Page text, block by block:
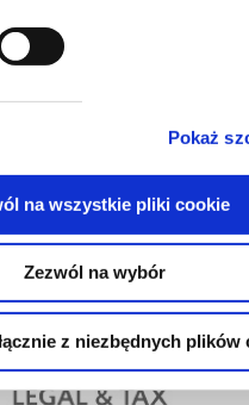
Pokaż
na wszystkie pliki cookie
Zezwól na wybór
z niezbędnych plików
nic się